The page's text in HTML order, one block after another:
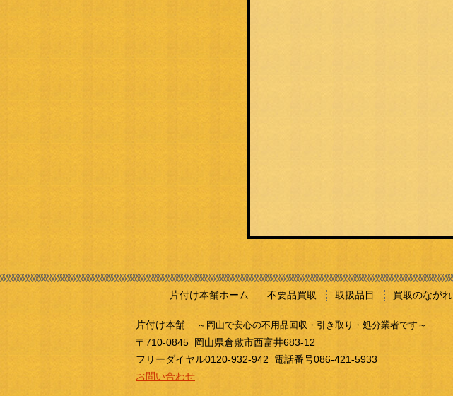
片付け本舗ホーム 不要品買取 取扱品目 買取のながれ
片付け本舗 ～岡山で安心の不用品回収・引き取り・処分業者です～
〒710-0845 岡山県倉敷市西富井683-12
フリーダイヤル0120-932-942 電話番号086-421-5933
お問い合わせ